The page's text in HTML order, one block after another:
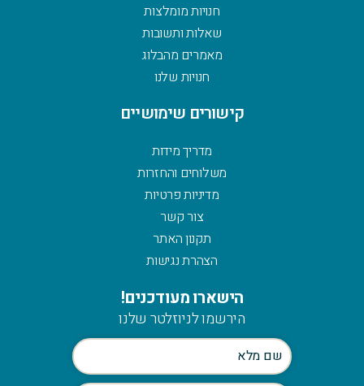
חנויות מומלצות
שאלות ותשובות
מאמרים מהבלוג
חנויות שלנו
קישורים שימושיים
מדריך מידות
משלוחים והחזרות
מדיניות פרטיות
צור קשר
תקנון האתר
הצהרת נגישות
הישארו מעודכנים!
הירשמו לניוזלטר שלנו